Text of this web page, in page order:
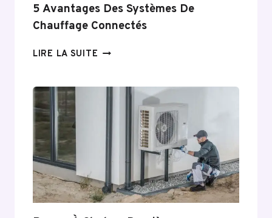
5 Avantages Des Systèmes De
Chauffage Connectés
LIRE LA SUITE 5
SYSTÈMES
CHAUFFAGE
CONNECTÉS